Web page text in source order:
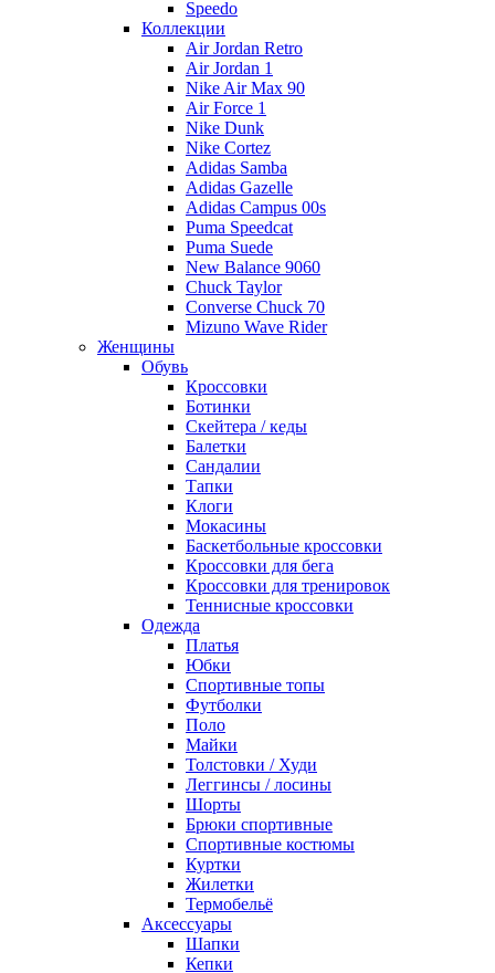
Speedo
Коллекции
Air Jordan Retro
Air Jordan 1
Nike Air Max 90
Air Force 1
Nike Dunk
Nike Cortez
Adidas Samba
Adidas Gazelle
Adidas Campus 00s
Puma Speedcat
Puma Suede
New Balance 9060
Chuck Taylor
Converse Chuck 70
Mizuno Wave Rider
Женщины
Обувь
Кроссовки
Ботинки
Скейтера / кеды
Балетки
Сандалии
Тапки
Клоги
Мокасины
Баскетбольные кроссовки
Кроссовки для бега
Кроссовки для тренировок
Теннисные кроссовки
Одежда
Платья
Юбки
Спортивные топы
Футболки
Поло
Майки
Толстовки / Худи
Леггинсы / лосины
Шорты
Брюки спортивные
Спортивные костюмы
Куртки
Жилетки
Термобельё
Аксессуары
Шапки
Кепки